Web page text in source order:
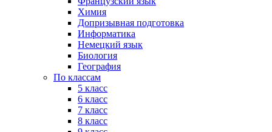
Химия
Допризывная подготовка
Информатика
Немецкий язык
Биология
География
По классам
5 класс
6 класс
7 класс
8 класс